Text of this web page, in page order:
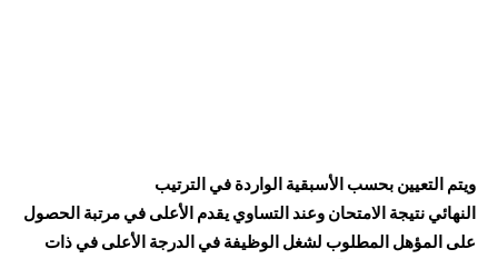
ويتم التعيين بحسب الأسبقية الواردة في الترتيب
النهائي نتيجة الامتحان وعند التساوي يقدم الأعلى في مرتبة الحصول
على المؤهل المطلوب لشغل الوظيفة في الدرجة الأعلى في ذات